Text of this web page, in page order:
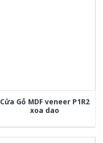
Cửa Gỗ MDF veneer P1R2
xoa dao